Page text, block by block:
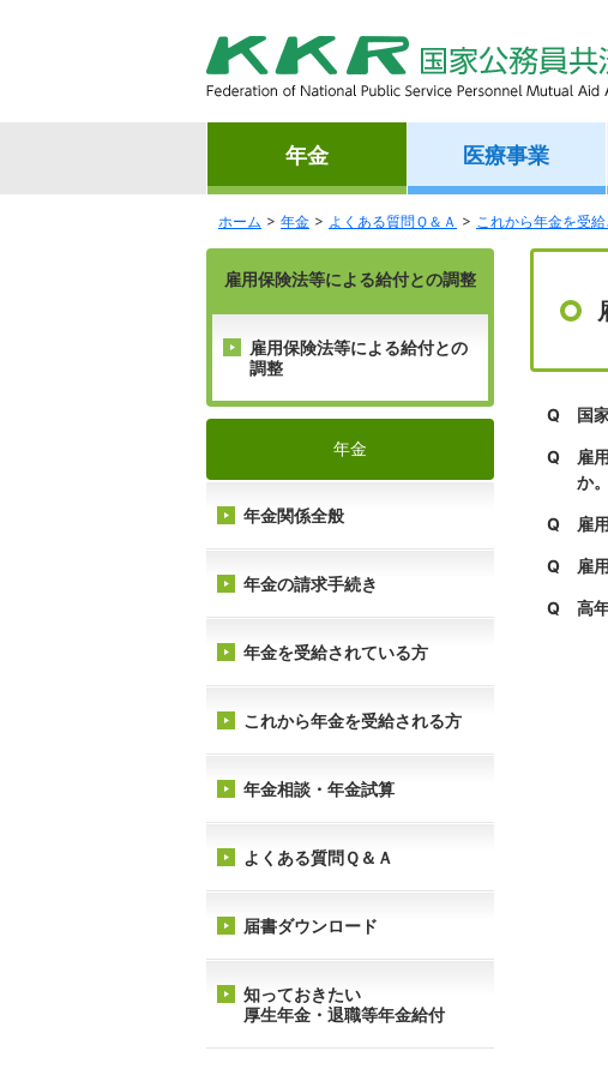
年金 医療事業
ホーム 年金 よくある質問Ｑ＆Ａ これから年金を受
雇用保険法等による給付との調整
雇用保険法等による給付との
調整
年金
年金関係全般
年金の請求手続き
年金を受給されている方
これから年金を受給される方
年金相談・年金試算
よくある質問Ｑ＆Ａ
届書ダウンロード
知っておきたい
厚生年金・退職等年金給付
Q 国
Q
雇
か。
Q 雇
Q 雇
Q 高